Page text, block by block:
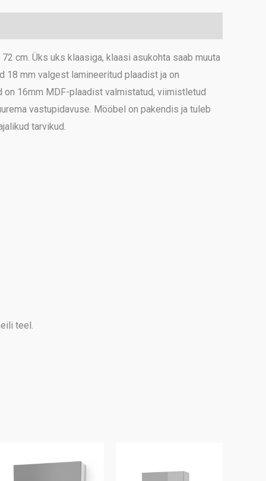
cm. Üks uks klaasiga, klaasi asukohta saab muuta
18 mm valgest lamineeritud plaadist ja on
16mm MDF-plaadist valmistatud, viimistletud
vastupidavuse. Mööbel on pakendis ja tuleb
tarvikud.
teel.